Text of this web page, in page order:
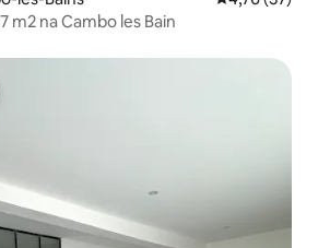
m2 na Cambo les Bain
s oznakom „Odabrali gosti”